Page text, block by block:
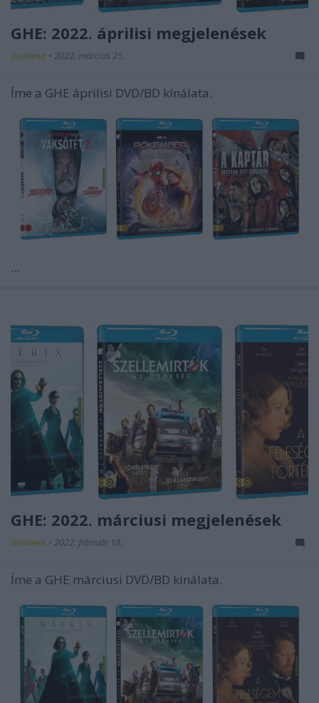
GHE: 2022. áprilisi megjelenések
dvdnews • 2022. március 25.
Íme a GHE áprilisi DVD/BD kínálata.
...
GHE: 2022. márciusi megjelenések
dvdnews • 2022. február 18.
Íme a GHE márciusi DVD/BD kínálata.